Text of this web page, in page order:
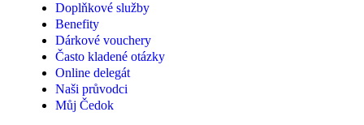
Doplňkové služby
Benefity
Dárkové vouchery
Často kladené otázky
Online delegát
Naši průvodci
Můj Čedok